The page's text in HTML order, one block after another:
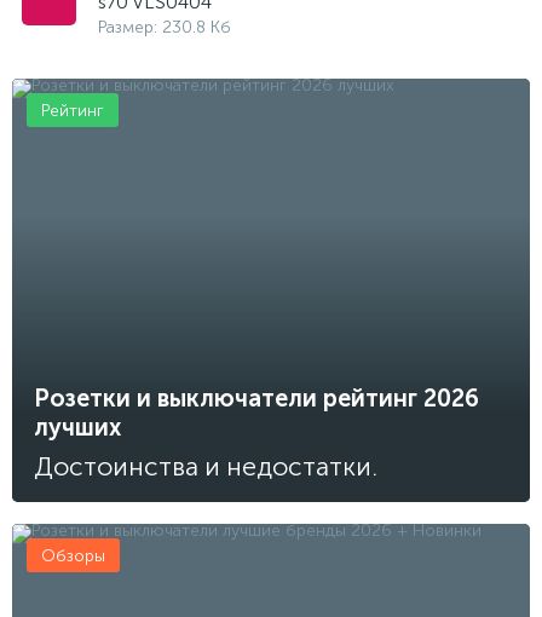
Размер: 230.8 Кб
Розетки и выключатели рейтинг 2026
лучших
Достоинства и недостатки.
Рейтинг
Обзоры